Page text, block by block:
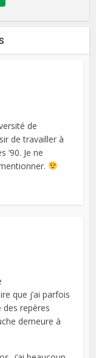
de
de travailler à
’90. Je ne
que j’ai parfois
des repères
demeure à